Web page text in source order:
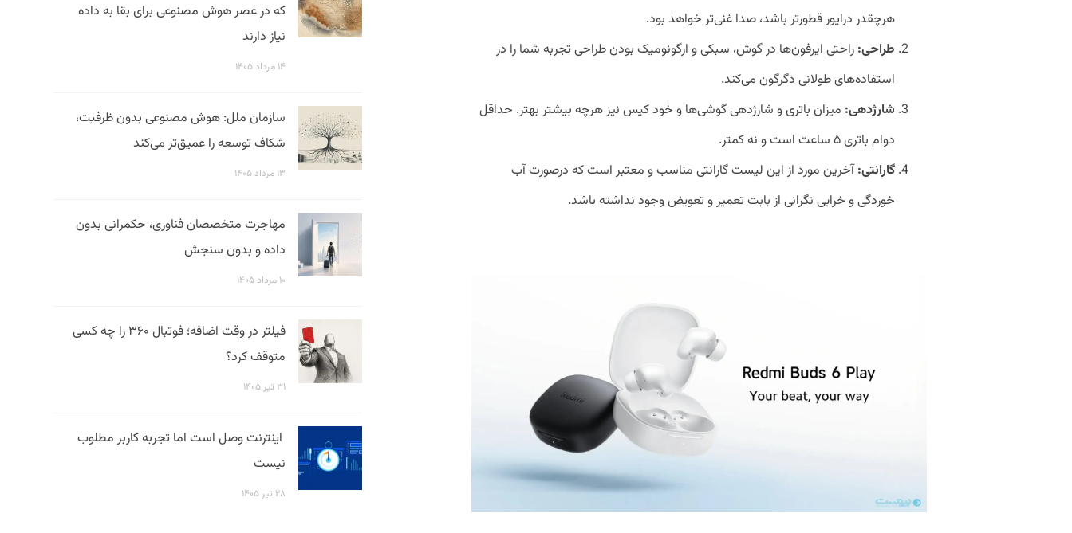
هرچقدر درایور قطورتر باشد، صدا غنی‌تر خواهد بود.
طراحی:راحتی ایرفون‌ها در گوش، سبکی و ارگونومیک بودن طراحی تجربه شما را در
استفاده‌های طولانی دگرگون می‌کند.
شارژدهی: میزان باتری و شارژدهی گوشی‌ها و خود کیس نیز هرچه بیشتر بهتر. حداقل
دوام باتری ۵ ساعت است و نه کمتر.
گارانتی:آخرین مورد از این لیست گارانتی مناسب و معتبر است که درصورت آب
خوردگی و خرابی نگرانی از بابت تعمیر و تعویض وجود نداشته باشد.
که در عصر هوش مصنوعی برای بقا به داده
نیاز دارند
۱۴ مرداد ۱۴۰۵
سازمان ملل: هوش مصنوعی بدون ظرفیت،
شکاف توسعه را عمیق‌تر می‌کند
۱۳ مرداد ۱۴۰۵
مهاجرت متخصصان فناوری، حکمرانی بدون
داده و بدون سنجش
۱۰ مرداد ۱۴۰۵
فیلتر در وقت اضافه؛ فوتبال ۳۶۰ را چه کسی
متوقف کرد؟
۳۱ تیر ۱۴۰۵
اینترنت وصل است اما تجربه کاربر مطلوب
نیست
۲۸ تیر ۱۴۰۵